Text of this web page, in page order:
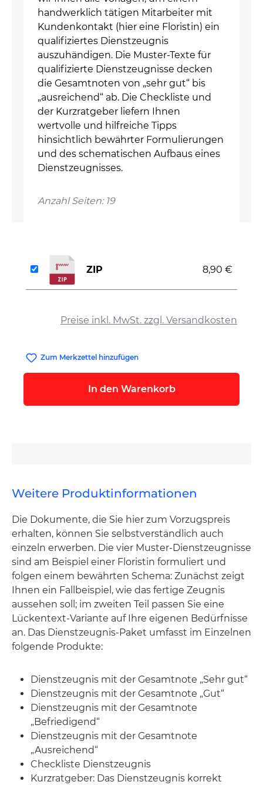
handwerklich tätigen Mitarbeiter mit
Kundenkontakt (hier eine Floristin) ein
qualifiziertes Dienstzeugnis
auszuhändigen. Die Muster-Texte für
qualifizierte Dienstzeugnisse decken
die Gesamtnoten von „sehr gut“ bis
„ausreichend“ ab. Die Checkliste und
der Kurzratgeber liefern Ihnen
wertvolle und hilfreiche Tipps
hinsichtlich bewährter Formulierungen
und des schematischen Aufbaus eines
Dienstzeugnisses.
Anzahl Seiten: 19
Preise inkl. MwSt. zzgl. Versandkosten
ZIP 8,90 €
Zum Merkzettel hinzufügen
In den Warenkorb
Weitere Produktinformationen
Die Dokumente, die Sie hier zum Vorzugspreis
erhalten, können Sie selbstverständlich auch
einzeln erwerben. Die vier Muster-Dienstzeugnisse
sind am Beispiel einer Floristin formuliert und
folgen einem bewährten Schema: Zunächst zeigt
Ihnen ein Fallbeispiel, wie das fertige Zeugnis
aussehen soll; im zweiten Teil passen Sie eine
Lückentext-Variante auf Ihre eigenen Bedürfnisse
an. Das Dienstzeugnis-Paket umfasst im Einzelnen
folgende Produkte:
Dienstzeugnis mit der Gesamtnote „Sehr gut“
Dienstzeugnis mit der Gesamtnote „Gut“
Dienstzeugnis mit der Gesamtnote
„Befriedigend“
Dienstzeugnis mit der Gesamtnote
„Ausreichend“
Checkliste Dienstzeugnis
Kurzratgeber: Das Dienstzeugnis korrekt